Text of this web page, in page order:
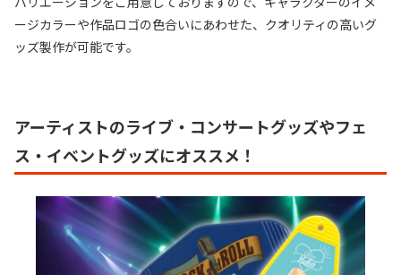
ージカラーや作品ロゴの色合いにあわせた、クオリティの高いグ
ッズ製作が可能です。
アーティストのライブ・コンサートグッズやフェ
ス・イベントグッズにオススメ！